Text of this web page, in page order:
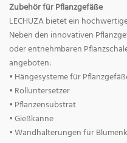
Zubehör für Pflanzgefäße
LECHUZA bietet ein
Neben den innovativen
oder entnehmbaren
angeboten:
• Hängesysteme für
• Rolluntersetzer
• Pflanzensubstrat
• Gießkanne
• Wandhalterungen für